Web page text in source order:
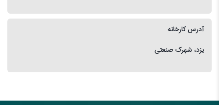
آدرس کارخانه
یزد، شهرک صنعتی